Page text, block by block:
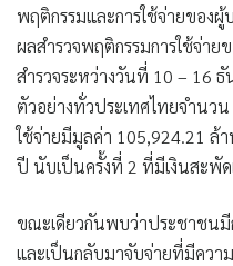
พฤติกรรมและการใช้จ่ายของผู้
ผลสำรวจพฤติกรรมการใช้จ่าย
สำรวจระหว่างวันที่ 10 – 16
ตัวอย่างทั่วประเทศไทยจำนว
ใช้จ่ายมีมูลค่า 105,924.21 ล้
ปี นับเป็นครั้งที่ 2 ที่มีเงินสะพั
ขณะเดียวกันพบว่าประชาชนมี
และเป็นกลับมาจับจ่ายที่มีควา